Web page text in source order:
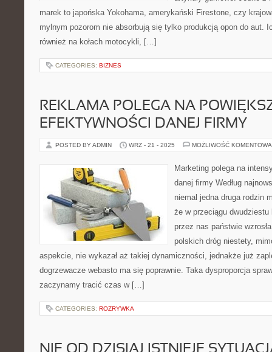
marek to japońska Yokohama, amerykański Firestone, czy
mylnym pozorom nie absorbują się tylko produkcją opon do aut.
również na kołach motocykli, […]
CATEGORIES: BIZNES
REKLAMA POLEGA NA
EFEKTYWNOŚCI DANEJ FIRMY
POSTED BY ADMIN WRZ - 21 - 2025 MOŻLIWOŚĆ
Marketing polega na
danej firmy Według
niemal jedna druga rodzin
że w przeciągu
przez nas państwie
polskich dróg niestety,
aspekcie, nie wykazał aż takiej dynamiczności, jednakże już
dogrzewacze webasto ma się poprawnie. Taka dysproporcja
zaczynamy tracić czas w […]
CATEGORIES: ROZRYWKA